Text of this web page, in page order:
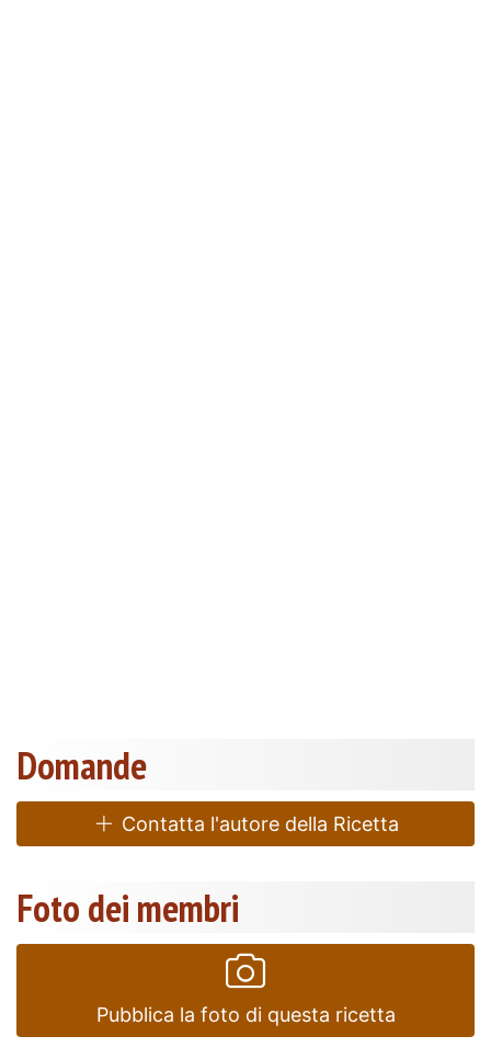
Domande
Contatta l'autore della Ricetta
Foto dei membri
Pubblica la foto di questa ricetta